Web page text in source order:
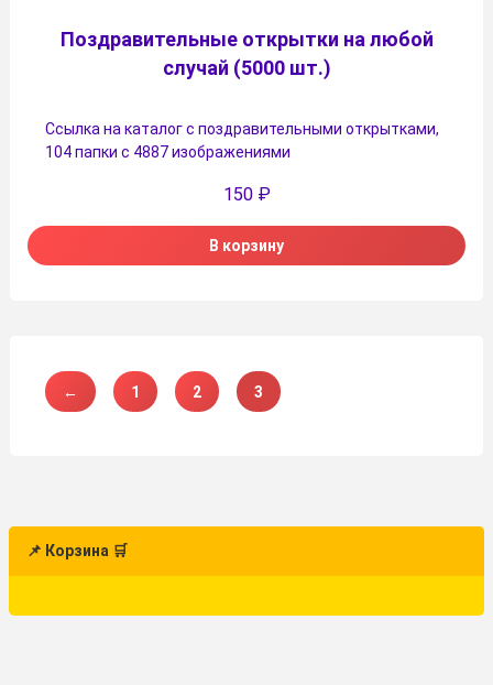
Поздравительные открытки на любой
случай (5000 шт.)
Ссылка на каталог с поздравительными открытками,
104 папки с 4887 изображениями
150 ₽
В корзину
← 1 2 3
📌 Корзина 🛒